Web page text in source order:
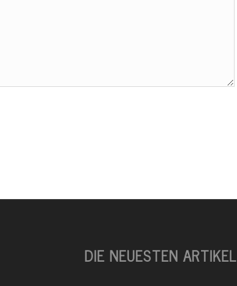
DIE NEUESTEN ARTIKEL